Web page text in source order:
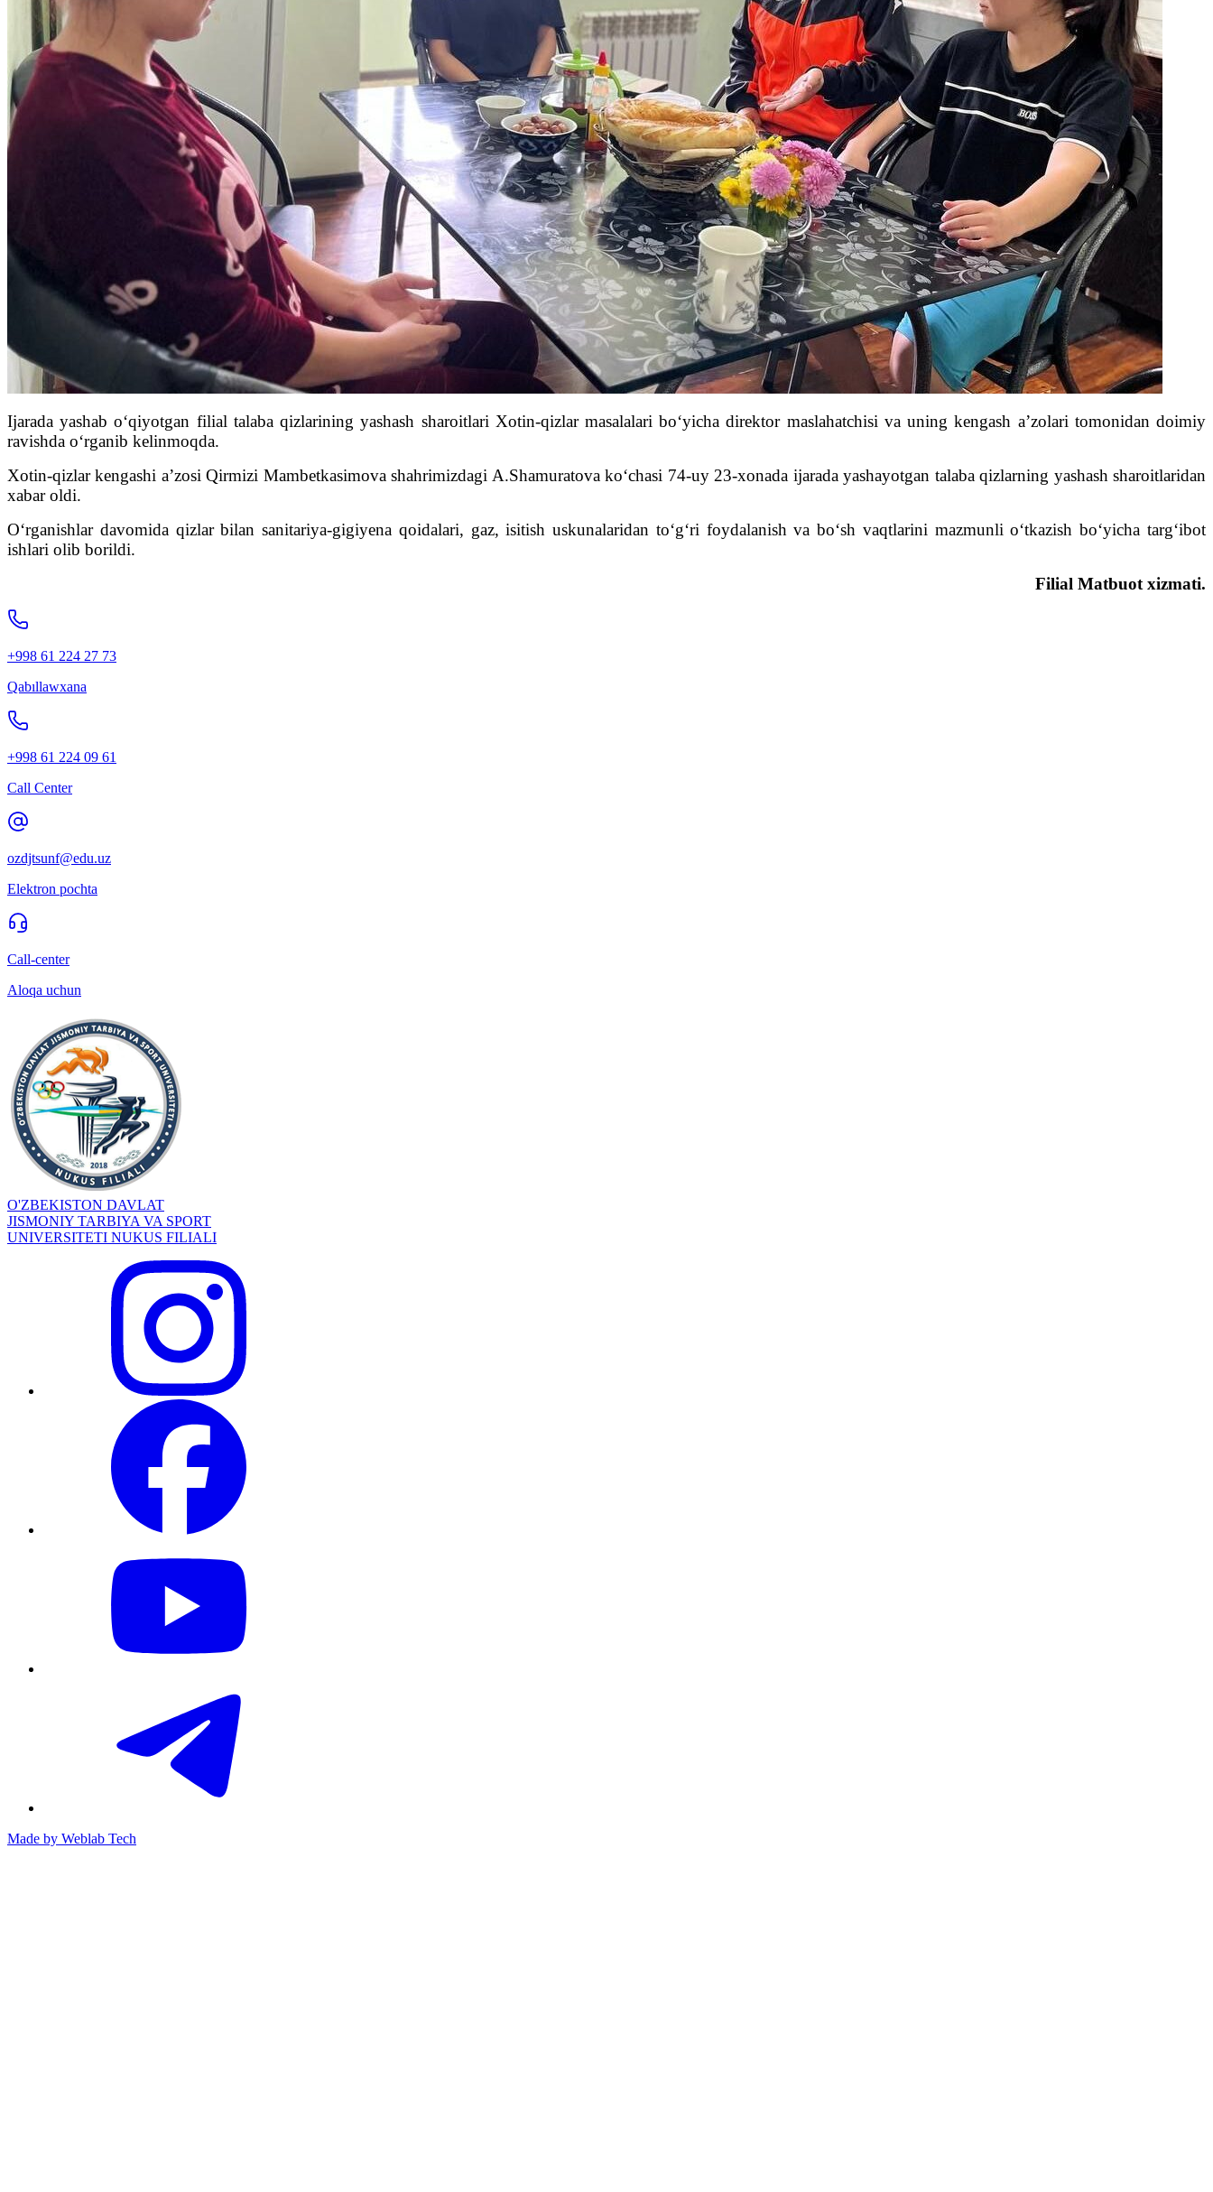
Ijarada yashab o‘qiyotgan filial talaba qizlarining yashash sharoitlari Xotin-qizlar masalalari bo‘yicha direktor maslahatchisi va uning kengash a’zolari tomonidan doimiy
ravishda o‘rganib kelinmoqda.
Xotin-qizlar kengashi a’zosi Qirmizi Mambetkasimova shahrimizdagi A.Shamuratova ko‘chasi 74-uy 23-xonada ijarada yashayotgan talaba qizlarning yashash sharoitlaridan
xabar oldi.
O‘rganishlar davomida qizlar bilan sanitariya-gigiyena qoidalari, gaz, isitish uskunalaridan to‘g‘ri foydalanish va bo‘sh vaqtlarini mazmunli o‘tkazish bo‘yicha targ‘ibot
ishlari olib borildi.
Filial Matbuot xizmati.
+998 61 224 27 73
Qabıllawxana
+998 61 224 09 61
Call Center
ozdjtsunf@edu.uz
Elektron pochta
Call-center
Aloqa uchun
O'ZBEKISTON DAVLAT
JISMONIY TARBIYA VA SPORT
UNIVERSITETI NUKUS FILIALI
Made by Weblab Tech